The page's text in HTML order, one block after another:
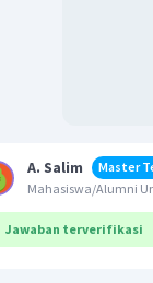
A. Salim
Master
Mahasiswa/Alumni
Jawaban terverifikasi